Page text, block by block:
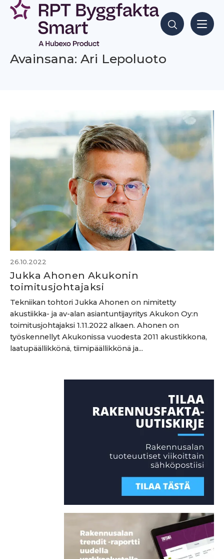
Siirry
sisältöön
Hae sisältöjä
Avainsana: Ari Lepoluoto
26.10.2022
Jukka Ahonen Akukonin
toimitusjohtajaksi
Tekniikan tohtori Jukka Ahonen on nimitetty
akustiikka- ja av-alan asiantuntijayritys Akukon Oy:n
toimitusjohtajaksi 1.11.2022 alkaen. Ahonen on
työskennellyt Akukonissa vuodesta 2011 akustikkona,
laatupäällikkönä, tiimipäällikkönä ja...